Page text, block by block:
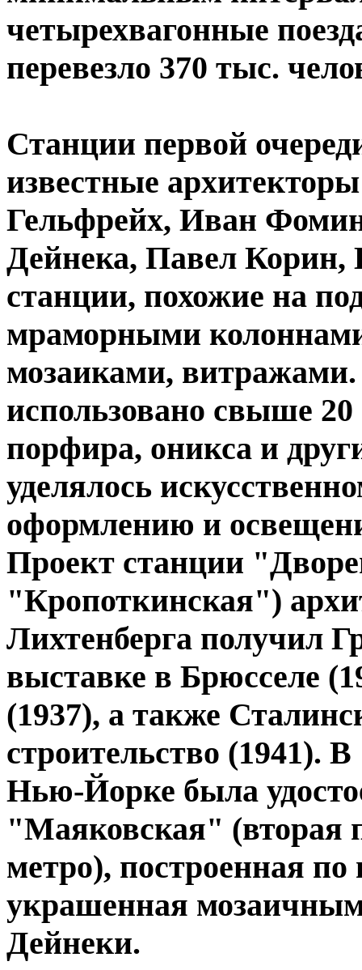
четырехвагонные
перевезло 370 тыс.
Станции первой
известные
Гельфрейх, Иван
Дейнека, Павел Корин,
станции, похожие на
мраморными
мозаиками,
использовано свыше
порфира, оникса и
уделялось
оформлению и
Проект станции
"Кропоткинская")
Лихтенберга получил
выставке в Брюсселе
(1937), а также
строительство (1941).
Нью-Йорке была
"Маяковская" (вторая
метро), построенная
украшенная
Дейнеки.